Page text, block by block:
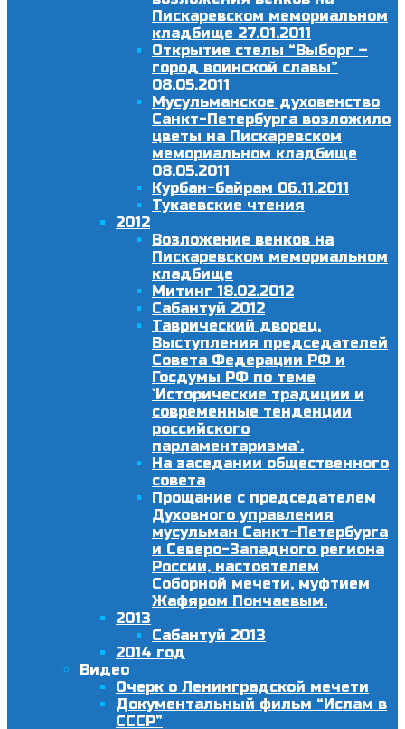
Пискаревском мемориальном
кладбище 27.01.2011
Открытие стелы “Выборг –
город воинской славы”
08.05.2011
Мусульманское духовенство
Санкт-Петербурга возложило
цветы на Пискаревском
мемориальном кладбище
08.05.2011
Курбан-байрам 06.11.2011
Тукаевские чтения
2012
Возложение венков на
Пискаревском мемориальном
кладбище
Митинг 18.02.2012
Сабантуй 2012
Таврический дворец.
Выступления председателей
Совета Федерации РФ и
Госдумы РФ по теме
`Исторические традиции и
современные тенденции
российского
парламентаризма`.
На заседании общественного
совета
Прощание с председателем
Духовного управления
мусульман Санкт-Петербурга
и Северо-Западного региона
России, настоятелем
Соборной мечети, муфтием
Жафяром Пончаевым.
2013
Сабантуй 2013
2014 год
Видео
Очерк о Ленинградской мечети
Документальный фильм “Ислам в
СССР”